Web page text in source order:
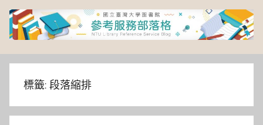
Skip
content
臺
灣
大
標籤: 段落縮排